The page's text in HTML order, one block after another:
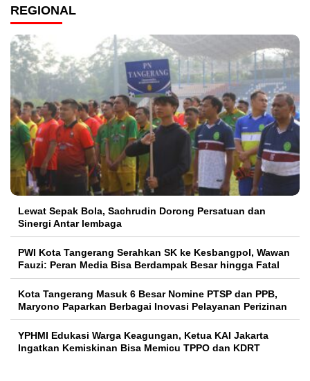
REGIONAL
Lewat Sepak Bola, Sachrudin Dorong Persatuan dan
Sinergi Antar lembaga
PWI Kota Tangerang Serahkan SK ke Kesbangpol, Wawan
Fauzi: Peran Media Bisa Berdampak Besar hingga Fatal
Kota Tangerang Masuk 6 Besar Nomine PTSP dan PPB,
Maryono Paparkan Berbagai Inovasi Pelayanan Perizinan
YPHMI Edukasi Warga Keagungan, Ketua KAI Jakarta
Ingatkan Kemiskinan Bisa Memicu TPPO dan KDRT